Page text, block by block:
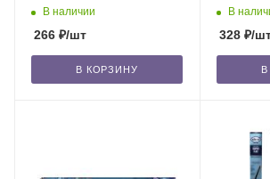
В наличии
266 ₽/шт
В КОРЗИНУ
В
328₽/